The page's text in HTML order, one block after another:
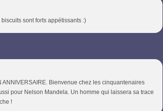
sont forts appétissants :)
Bienvenue chez les cinquantenaires
pour Nelson Mandela. Un homme qui laissera sa trace
!